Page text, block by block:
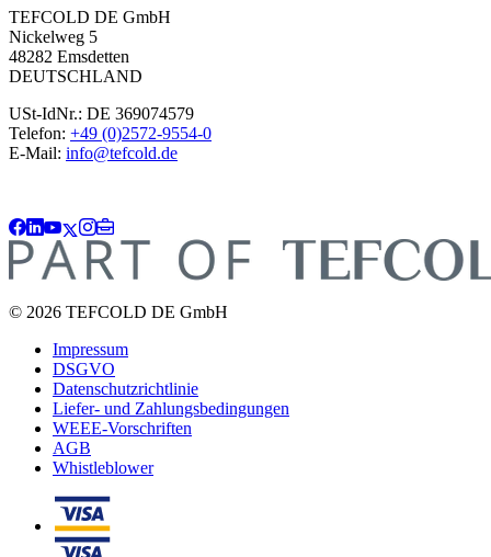
TEFCOLD DE GmbH
Nickelweg 5
48282 Emsdetten
DEUTSCHLAND
USt-IdNr.: DE 369074579
Telefon: +49 (0)2572-9554-0
E-Mail: info@tefcold.de
© 2026 TEFCOLD DE GmbH
Impressum
DSGVO
Datenschutzrichtlinie
Liefer- und Zahlungsbedingungen
WEEE-Vorschriften
AGB
Whistleblower